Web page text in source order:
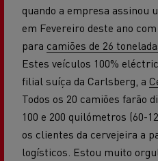
quando a empresa
em Fevereiro deste ano
para camiões de 26
Estes veículos 100%
filial suíça da Carlsberg, a
Todos os 20 camiões farão
100 e 200 quilómetros (60-
os clientes da cervejeira a
logísticos. Estou muito